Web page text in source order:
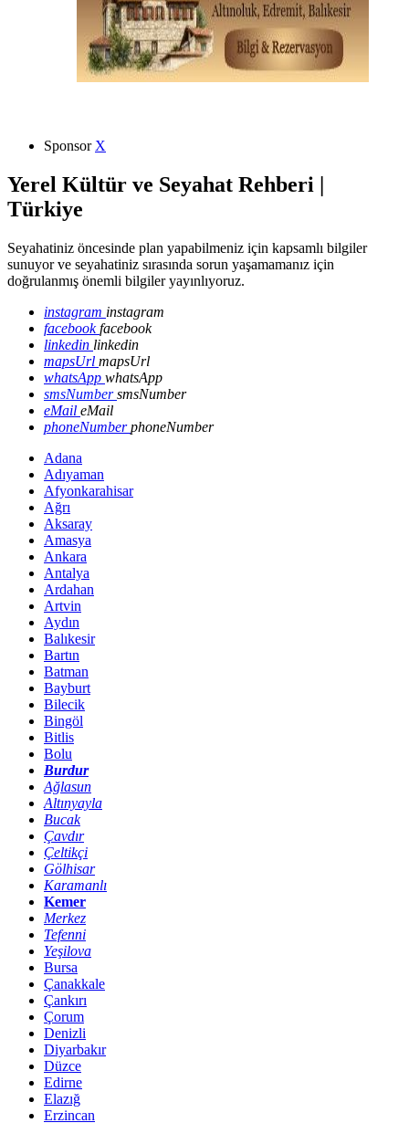
Sponsor X
Yerel Kültür ve Seyahat Rehberi |
Türkiye
Seyahatiniz öncesinde plan yapabilmeniz için kapsamlı bilgiler
sunuyor ve seyahatiniz sırasında sorun yaşamamanız için
doğrulanmış önemli bilgiler yayınlıyoruz.
instagram instagram
facebookfacebook
linkedin linkedin
mapsUrl mapsUrl
whatsApp whatsApp
smsNumbersmsNumber
eMail eMail
phoneNumberphoneNumber
Adana
Adıyaman
Afyonkarahisar
Ağrı
Aksaray
Amasya
Ankara
Antalya
Ardahan
Artvin
Aydın
Balıkesir
Bartın
Batman
Bayburt
Bilecik
Bingöl
Bitlis
Bolu
Burdur
Ağlasun
Altınyayla
Bucak
Çavdır
Çeltikçi
Gölhisar
Karamanlı
Kemer
Merkez
Tefenni
Yeşilova
Bursa
Çanakkale
Çankırı
Çorum
Denizli
Diyarbakır
Düzce
Edirne
Elazığ
Erzincan